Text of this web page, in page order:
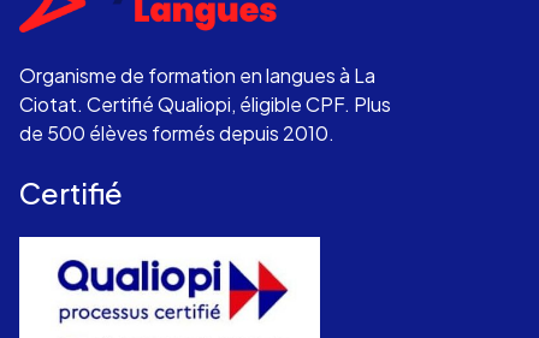
Organisme de formation en langues à La
Ciotat. Certifié Qualiopi, éligible CPF. Plus
de 500 élèves formés depuis 2010.
Certifié